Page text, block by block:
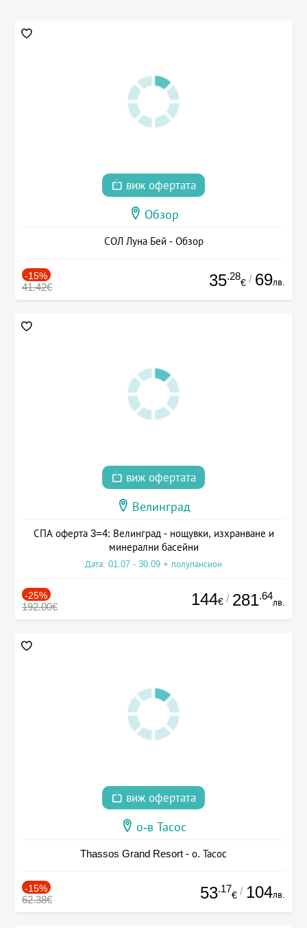
виж офертата
Обзор
СОЛ Луна Бей - Обзор
-15%
41.42€ 35.28
€ / 69лв.
виж офертата
Велинград
СПА оферта 3=4: Велинград - нощувки, изхранване и
минерални басейни
Дата: 01.07 - 30.09 + полупансион
-25%
192.00€ 144€ / 281.64
лв.
виж офертата
о-в Тасос
Thassos Grand Resort - о. Тасос
-15%
62.38€ 53.17
€ / 104лв.